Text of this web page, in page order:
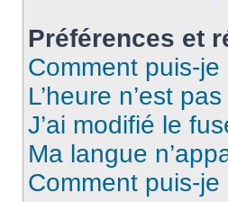
Préférences et
Comment puis-
L’heure n’est
J’ai modifié le
Ma langue
Comment puis-